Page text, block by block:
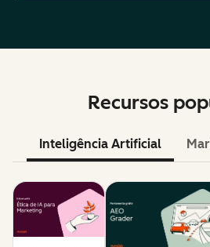
Recursos
Inteligência Artificial